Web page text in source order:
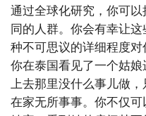
通过全球化研究，你可
同的人群。你会有幸让
种不可思议的详细程度
你在泰国看见了一个姑
上去那里没什么事儿做
在家无所事事。你不仅